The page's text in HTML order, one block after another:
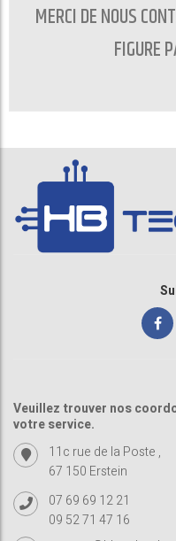
MERCI DE NOUS
FIGURE
Veuillez trouver nos
votre service.
11c rue de la Poste ,
67 150 Erstein
07 69 69 12 21
09 52 71 47 16